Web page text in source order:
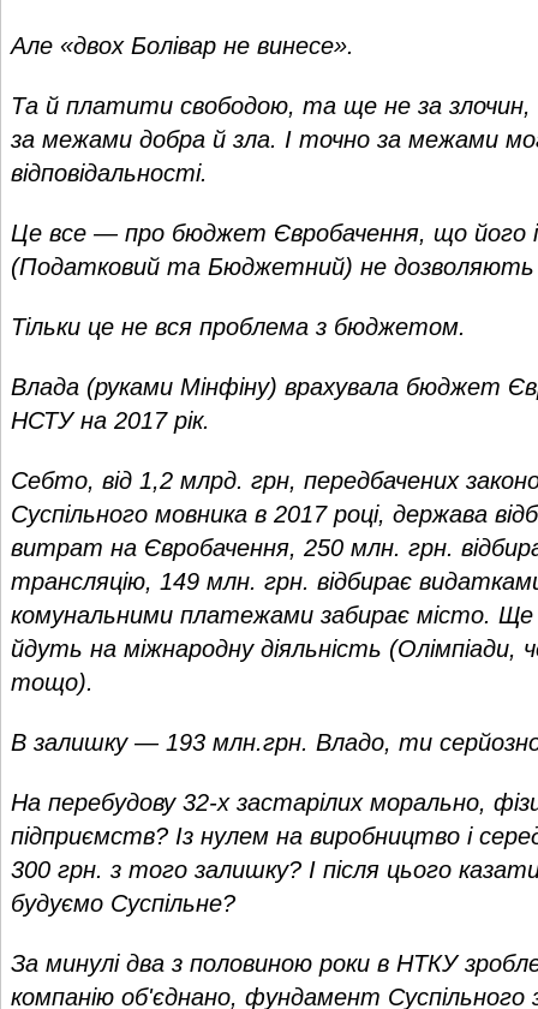
Але «двох Болівар не винесе».
Та й платити свободою, та ще не за злочин,
за межами добра й зла. І точно за межами
відповідальності.
Це все — про бюджет Євробачення, що його
(Податковий та Бюджетний) не
Тільки це не вся проблема з бюджетом.
Влада (руками Мінфіну) врахувала бюджет
НСТУ на 2017 рік.
Себто, від 1,2 млрд. грн, передбачених
Суспільного мовника в 2017 році, держава
витрат на Євробачення, 250 млн. грн.
трансляцію, 149 млн. грн. відбирає
комунальними платежами забирає місто. Ще
йдуть на міжнародну діяльність (Олімпіади,
тощо).
В залишку — 193 млн.грн. Владо, ти
На перебудову 32-х застарілих морально,
підприємств? Із нулем на виробництво і
300 грн. з того залишку? І після цього казати
будуємо Суспільне?
За минулі два з половиною роки в НТКУ
компанію об'єднано, фундамент Суспільного